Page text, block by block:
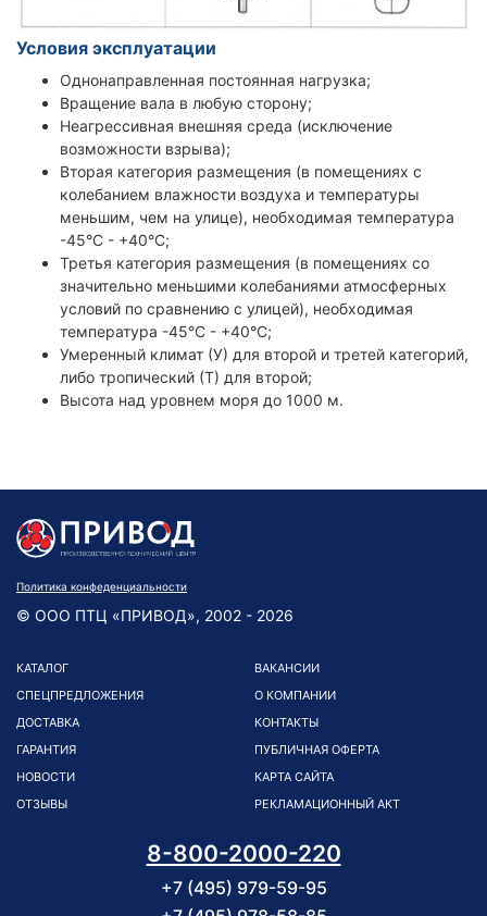
Условия эксплуатации
Однонаправленная постоянная нагрузка;
Вращение вала в любую сторону;
Неагрессивная внешняя среда (исключение
возможности взрыва);
Вторая категория размещения (в помещениях с
колебанием влажности воздуха и температуры
меньшим, чем на улице), необходимая температура
-45°С - +40°С;
Третья категория размещения (в помещениях со
значительно меньшими колебаниями атмосферных
условий по сравнению с улицей), необходимая
температура -45°С - +40°С;
Умеренный климат (У) для второй и третей категорий,
либо тропический (Т) для второй;
Высота над уровнем моря до 1000 м.
Политика конфеденциальности
© ООО ПТЦ «ПРИВОД», 2002 - 2026
КАТАЛОГ
СПЕЦПРЕДЛОЖЕНИЯ
ДОСТАВКА
ГАРАНТИЯ
НОВОСТИ
ОТЗЫВЫ
ВАКАНСИИ
О КОМПАНИИ
КОНТАКТЫ
ПУБЛИЧНАЯ ОФЕРТА
КАРТА САЙТА
РЕКЛАМАЦИОННЫЙ АКТ
8-800-2000-220
+7 (495) 979-59-95